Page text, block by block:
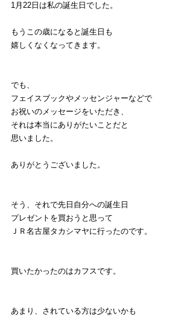
1月22日は私の誕生日でした。
もうこの歳になると誕生日も
嬉しくなくなってきます。
でも、
フェイスブックやメッセンジャーなどで
お祝いのメッセージをいただき、
それは本当にありがたいことだと
思いました。
ありがとうございました。
そう、それで先日自分への誕生日
プレゼントを買おうと思って
ＪＲ名古屋タカシマヤに行ったのです。
買いたかったのはカフスです。
あまり、されている方は少ないかも